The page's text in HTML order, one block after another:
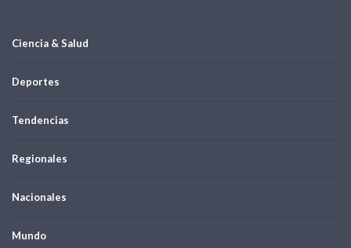
Ciencia & Salud
Deportes
Tendencias
Regionales
Nacionales
Mundo